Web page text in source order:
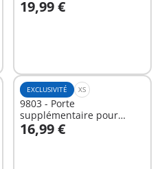
Caserne de pompiers
19,99 €
Au panier
EXCLUSIVITÉ XS
9803 - Porte
supplémentaire pour
Caserne de pompiers
16,99 €
Au panier